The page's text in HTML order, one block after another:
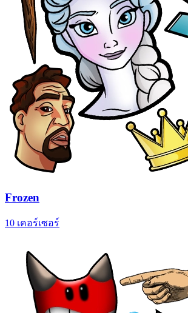
Frozen
10 เคอร์เซอร์